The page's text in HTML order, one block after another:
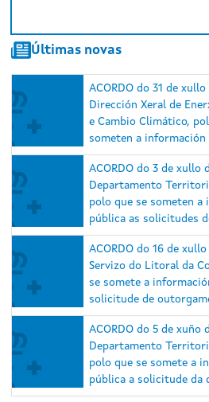
Últimas novas
ACORDO do 31 de
Dirección Xeral de
e Cambio Climático,
someten a información
solicitude de
administrativa previa e
e o estudo de impacto
do proxecto do parque
Repotenciación Serra
súas infraestruturas de
nos concellos de
(Lugo) e Aranga e
(expediente IN408A
ACORDO do 3 de xullo
Departamento
polo que se someten a
pública as solicitudes
administrativa previa
e o estudo de impacto
proxectos do parque
Repotenciación
IN408A 2025/007) e do
Repotenciación
IN408A 2025/006),
concellos do Porto do
Caramiñal e Boiro (A
ACORDO do 16 de
Servizo do Litoral da
se somete a
solicitude de
concesión de
público marítimo-
de salvamento, duchas
praia de Gandarío, no
Bergondo (A Coruña).
ACORDO do 5 de xuño
Departamento
polo que se somete a
pública a solicitude da
utilidade pública, en